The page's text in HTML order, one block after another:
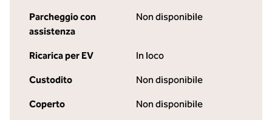
Parcheggio con
assistenza
Non disponibile
Ricarica per EV In loco
Custodito Non disponibile
Coperto Non disponibile